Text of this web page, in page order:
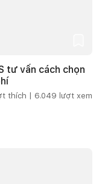
tư vấn cách chọn
thích | 6.049 lượt xem